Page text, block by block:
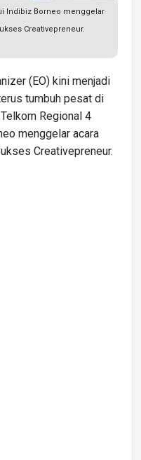
Indibiz Borneo menggelar
Creativepreneur.
(EO) kini menjadi
tumbuh pesat di
Regional 4
menggelar acara
Creativepreneur.